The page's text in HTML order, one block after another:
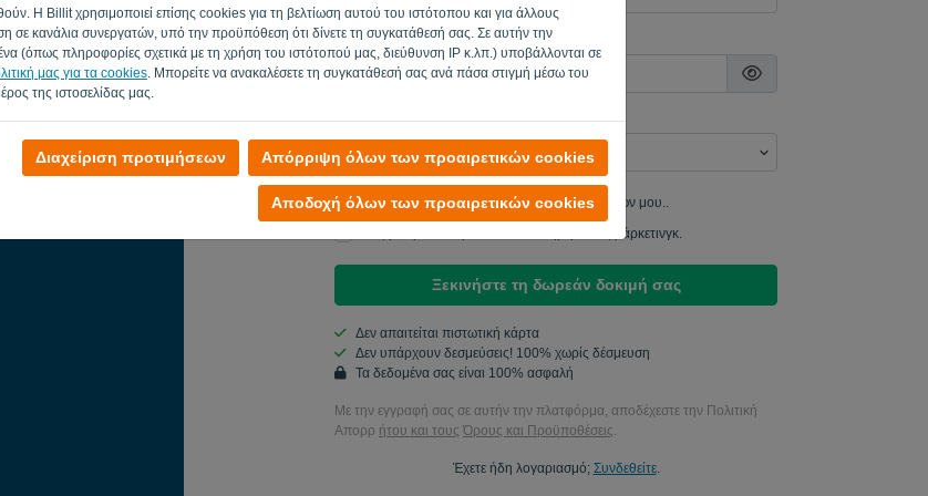
Η Billit χρησιμοποιεί επίσης cookies για τη βελτίωση αυτού του ιστότοπου και για άλλους
σε κανάλια συνεργατών, υπό την προϋπόθεση ότι δίνετε τη συγκατάθεσή σας. Σε αυτήν την
(όπως πληροφορίες σχετικά με τη χρήση του ιστότοπού μας, διεύθυνση IP κ.λπ.) υποβάλλονται σε
μας για τα cookies. Μπορείτε να ανακαλέσετε τη συγκατάθεσή σας ανά πάσα στιγμή μέσω του
της ιστοσελίδας μας.
Διαχείριση προτιμήσεων Απόρριψη όλων των προαιρετικών cookies
Αποδοχή όλων των προαιρετικών cookies
Κωδικός πρόσβασης
Ναι, μπορώ να στείλω ενημερώσεις προϊόντων μου..
Ναι, μπορείτε να μου στείλετε ενημερώσεις μάρκετινγκ.
Ξεκινήστε τη δωρεάν δοκιμή σας
Δεν απαιτείται πιστωτική κάρτα
Δεν υπάρχουν δεσμεύσεις! 100% χωρίς δέσμευση
Τα δεδομένα σας είναι 100% ασφαλή
Με την εγγραφή σας σε αυτήν την πλατφόρμα, αποδέχεστε την Πολιτική
Απορρ ήτου και τους Όρους και Προϋποθέσεις.
Έχετε ήδη λογαριασμό; Συνδεθείτε.